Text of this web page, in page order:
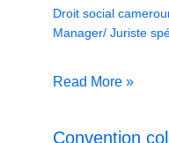
Droit social
Manager/ Juriste
Read More »
Convention